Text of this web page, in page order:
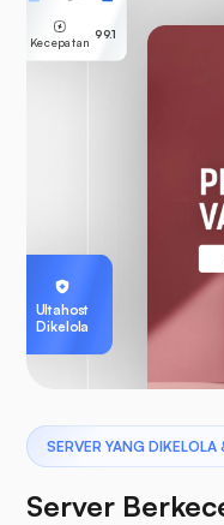
SERVER YANG
Server
Kecepatan
99.1
Ultahost
Dikelola